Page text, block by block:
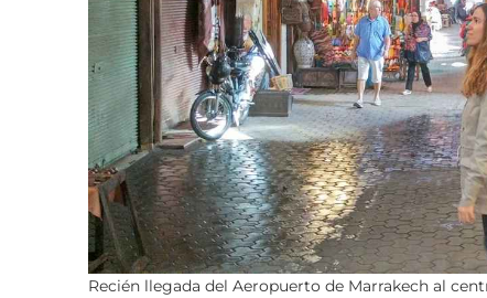
Recién llegada del Aeropuerto de Marrakech al